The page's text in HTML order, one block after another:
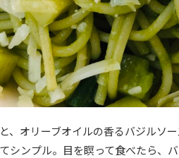
、オリーブオイルの香るバジルソ
シンプル。目を瞑って食べたら、